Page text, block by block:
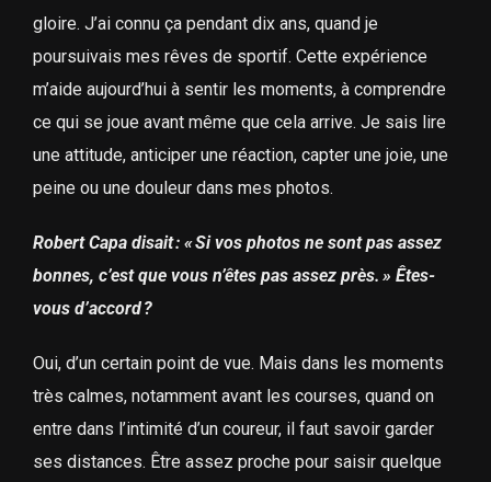
gloire. J’ai connu ça pendant dix ans, quand je
poursuivais mes rêves de sportif. Cette expérience
m’aide aujourd’hui à sentir les moments, à comprendre
ce qui se joue avant même que cela arrive. Je sais lire
une attitude, anticiper une réaction, capter une joie, une
peine ou une douleur dans mes photos.
Robert Capa disait : « Si vos photos ne sont pas assez
bonnes, c’est que vous n’êtes pas assez près. » Êtes-
vous d’accord ?
Oui, d’un certain point de vue. Mais dans les moments
très calmes, notamment avant les courses, quand on
entre dans l’intimité d’un coureur, il faut savoir garder
ses distances. Être assez proche pour saisir quelque